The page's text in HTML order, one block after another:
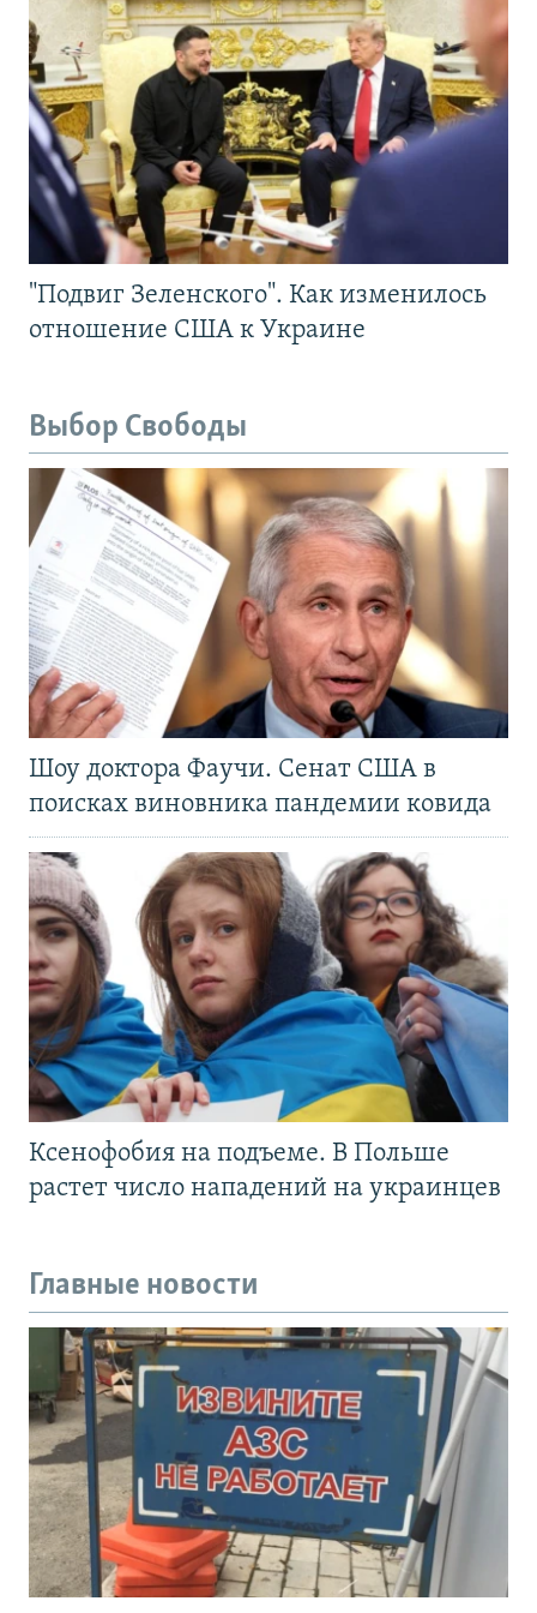
"Подвиг Зеленского". Как изменилось
отношение США к Украине
Выбор Свободы
Шоу доктора Фаучи. Сенат США в
поисках виновника пандемии ковида
Ксенофобия на подъеме. В Польше
растет число нападений на украинцев
Главные новости